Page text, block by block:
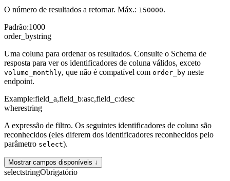
O número de resultados a retornar. Máx.: 150000.
Padrão:1000
order_bystring
Uma coluna para ordenar os resultados. Consulte o Schema de
resposta para ver os identificadores de coluna válidos, exceto
volume_monthly, que não é compatível com order_by neste
endpoint.
Example:field_a,field_b:asc,field_c:desc
wherestring
A expressão de filtro. Os seguintes identificadores de coluna são
reconhecidos (eles diferem dos identificadores reconhecidos pelo
parâmetro select).
Mostrar campos disponíveis ↓
selectstringObrigatório